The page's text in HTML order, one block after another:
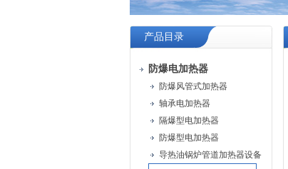
产品目录
防爆电加热器
防爆风管式加热器
轴承电加热器
隔爆型电加热器
防爆型电加热器
导热油锅炉管道加热器设备